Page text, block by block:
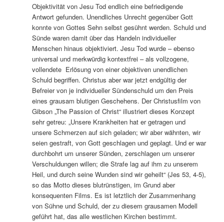
Objektivität von Jesu Tod endlich eine befriedigende
Antwort gefunden. Unendliches Unrecht gegenüber Gott
konnte von Gottes Sehn selbst gesühnt werden. Schuld und
Sünde waren damit über das Handeln individueller
Menschen hinaus objektiviert. Jesu Tod wurde – ebenso
universal und merkwürdig kontextfrei – als vollzogene,
vollendete Erlösung von einer objektiven unendlichen
Schuld begriffen. Christus aber war jetzt endgültig der
Befreier von je individueller Sündenschuld um den Preis
eines grausam blutigen Geschehens. Der Christusfilm von
Gibson „The Passion of Christ“ illustriert dieses Konzept
sehr getreu: „Unsere Krankheiten hat er getragen und
unsere Schmerzen auf sich geladen; wir aber wähnten, wir
seien gestraft, von Gott geschlagen und geplagt. Und er war
durchbohrt um unserer Sünden, zerschlagen um unserer
Verschuldungen willen; die Strafe lag auf ihm zu unserem
Heil, und durch seine Wunden sind wir geheilt“ (Jes 53, 4-5),
so das Motto dieses blutrünstigen, im Grund aber
konsequenten Films. Es ist letztlich der Zusammenhang
von Sühne und Schuld, der zu diesem grausamen Modell
geführt hat, das alle westlichen Kirchen bestimmt.